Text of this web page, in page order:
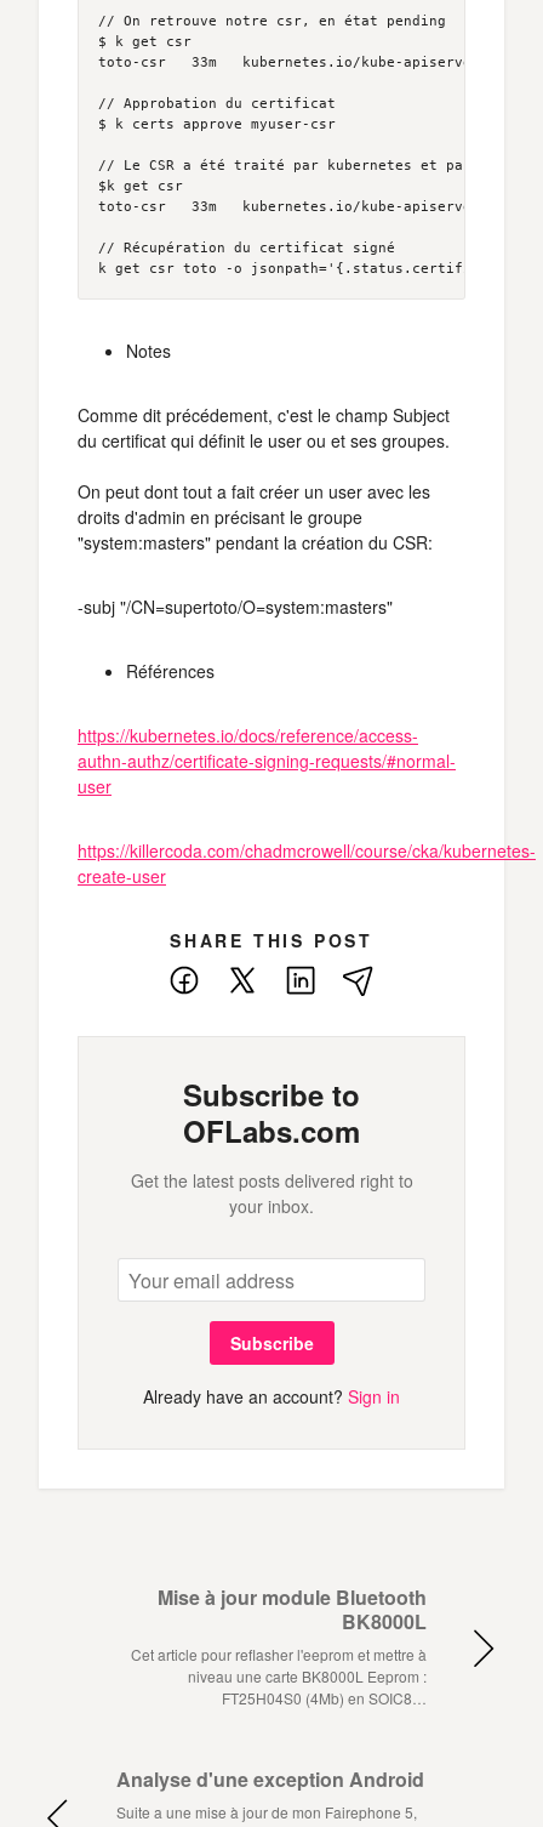
// On retrouve notre csr, en état pending
$ k get csr
toto-csr   33m   kubernetes.io/kube-apiserver-
// Approbation du certificat
$ k certs approve myuser-csr
// Le CSR a été traité par kubernetes et passe en
$k get csr
toto-csr   33m   kubernetes.io/kube-apiserver-
// Récupération du certificat signé
k get csr toto -o jsonpath='{.status.certificate}' |
Notes
Comme dit précédement, c'est le champ Subject
du certificat qui définit le user ou et ses groupes.
On peut dont tout a fait créer un user avec les
droits d'admin en précisant le groupe
"system:masters" pendant la création du CSR:
-subj "/CN=supertoto/O=system:masters"
Références
https://kubernetes.io/docs/reference/access-
authn-authz/certificate-signing-requests/#normal-
user
https://killercoda.com/chadmcrowell/course/cka/kubernetes-
create-user
SHARE THIS POST
Facebook
LinkedIn
Subscribe to
OFLabs.com
Get the latest posts delivered right to
your inbox.
Subscribe
Already have an account? Sign in
Mise à jour module Bluetooth
BK8000L
Cet article pour reflasher l'eeprom et mettre à
niveau une carte BK8000L Eeprom :
FT25H04S0 (4Mb) en SOIC8…
Analyse d'une exception Android
Suite a une mise à jour de mon Fairephone 5,